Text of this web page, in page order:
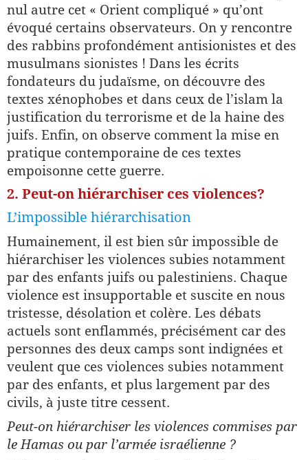
nul autre cet « Orient compliqué » qu’ont
évoqué certains observateurs. On y rencontre
des rabbins profondément antisionistes et des
musulmans sionistes ! Dans les écrits
fondateurs du judaïsme, on découvre des
textes xénophobes et dans ceux de l’islam la
justification du terrorisme et de la haine des
juifs. Enfin, on observe comment la mise en
pratique contemporaine de ces textes
empoisonne cette guerre.
2. Peut-on hiérarchiser ces violences?
L’impossible hiérarchisation
Humainement, il est bien sûr impossible de
hiérarchiser les violences subies notamment
par des enfants juifs ou palestiniens. Chaque
violence est insupportable et suscite en nous
tristesse, désolation et colère. Les débats
actuels sont enflammés, précisément car des
personnes des deux camps sont indignées et
veulent que ces violences subies notamment
par des enfants, et plus largement par des
civils, à juste titre cessent.
Peut-on hiérarchiser les violences commises par
le Hamas ou par l’armée israélienne ?